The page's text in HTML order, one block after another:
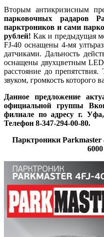
Вторым антикризисным
парковочных радаров
парктроников и сами
рублей! Как и предыдущая
FJ-40 оснащены 4-мя
датчиками. Дальность
оснащены двухцветным
расстояние до
звуком, громкость которого
Данное предложение
официальной группы
филиале по адресу г.
Телефон 8-347-294-00-80.
Парктроники Parkmaster